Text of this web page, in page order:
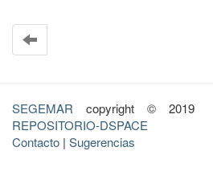
SEGEMAR copyright © 2019
REPOSITORIO-DSPACE
Contacto | Sugerencias